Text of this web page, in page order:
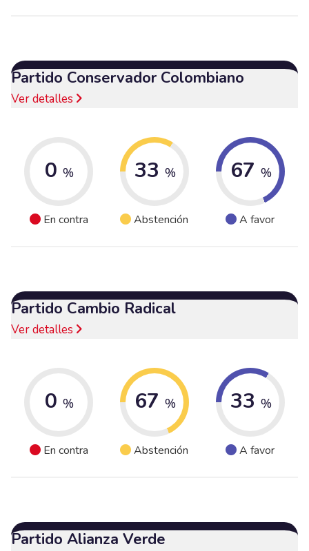
Partido Conservador Colombiano
Ver detalles
0 %
En contra
33 %
Abstención
67 %
A favor
Partido Cambio Radical
Ver detalles
0 %
En contra
67 %
Abstención
33 %
A favor
Partido Alianza Verde